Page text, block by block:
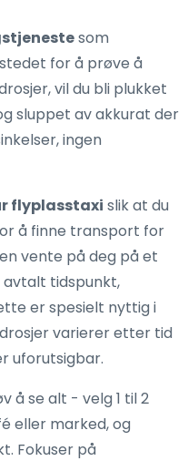
som
for å prøve å
vil du bli plukket
sluppet av akkurat der
ingen
flyplasstaxi slik at du
å finne transport for
vente på deg på et
tidspunkt,
er spesielt nyttig i
varierer etter tid
uforutsigbar.
å se alt - velg 1 til 2
eller marked, og
Fokuser på